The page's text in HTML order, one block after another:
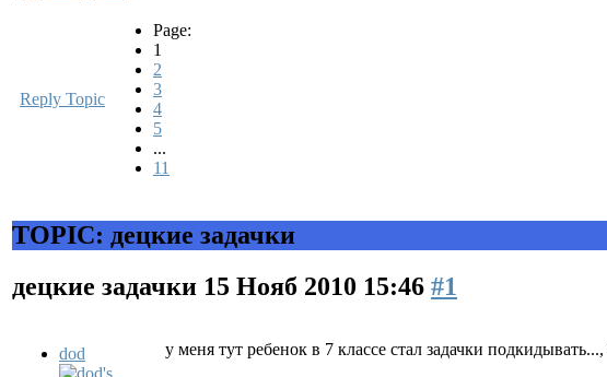
Reply Topic
Page:
1
2
3
4
5
...
11
TOPIC: децкие задачки
децкие задачки 15 Нояб 2010 15:46 #1
dod у меня тут ребенок в 7 классе стал задачки